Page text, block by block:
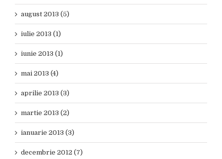
august 2013 (5)
iulie 2013 (1)
iunie 2013 (1)
mai 2013 (4)
aprilie 2013 (3)
martie 2013 (2)
ianuarie 2013 (3)
decembrie 2012 (7)